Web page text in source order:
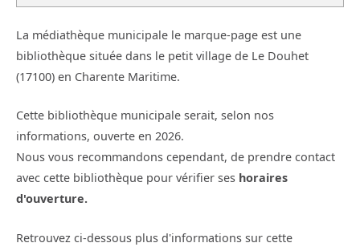
La médiathèque municipale le marque-page est une
bibliothèque située dans le petit village de Le Douhet
(17100) en Charente Maritime.
Cette bibliothèque municipale serait, selon nos
informations, ouverte en 2026.
Nous vous recommandons cependant, de prendre contact
avec cette bibliothèque pour vérifier ses horaires
d'ouverture.
Retrouvez ci-dessous plus d'informations sur cette